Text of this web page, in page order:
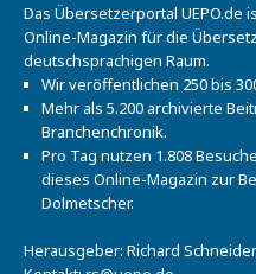
Das Übersetzerportal UEPO.de
Online-Magazin für die
deutschsprachigen Raum.
Wir veröffentlichen 250 bis
Mehr als 5.200 archivierte
Branchenchronik.
Pro Tag nutzen 1.808
dieses Online-Magazin zur
Dolmetscher.
Herausgeber: Richard Schneider